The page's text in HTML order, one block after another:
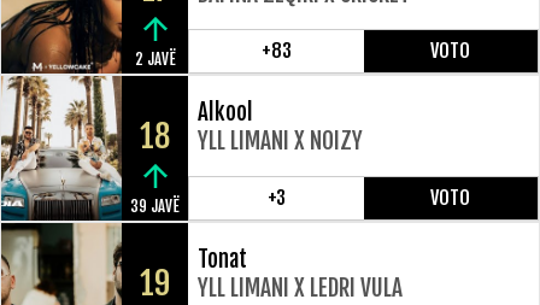
2 JAVË +83 VOTO
18
39 JAVË
Alkool
YLL LIMANI X NOIZY
+3 VOTO
19
Tonat
YLL LIMANI X LEDRI VULA